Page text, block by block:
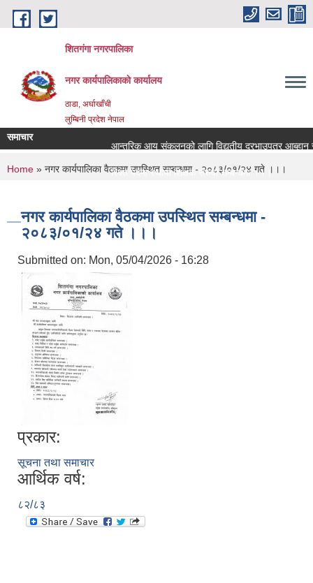
Skip to main content
शितगंगा नगरपालिका
नगर कार्यपालिकाकाे कार्यालय
ठाडा, अर्घाखाँची
लुम्बिनी प्रदेश नेपाल
समाचार
आन्तरिक आय संकलनको लागि विद्युतीय दरभाउपत्र आब्हान
रिक्त पदमा स्थायी शिक्षक सरुवा सम्बन्धमा ।।।
You are here
Home » नगर कार्यपालिका वैठकमा उपस्थित सम्बन्धमा - २०८३/०१/२४ गते ।।।
नगर कार्यपालिका वैठकमा उपस्थित सम्बन्धमा -
२०८३/०१/२४ गते ।।।
Submitted on: Mon, 05/04/2026 - 16:28
प्रकार:
सूचना तथा समाचार
आर्थिक वर्ष:
८२/८३